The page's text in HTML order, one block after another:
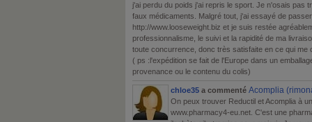
j'ai perdu du poids j'ai repris le sport. Je n'osais pas
faux médicaments. Malgré tout, j'ai essayé de
http://www.looseweight.biz et je suis restée
professionnalisme, le suivi et la rapidité de ma
toute concurrence, donc très satisfaite en ce qui
( ps :l'expédition se fait de l'Europe dans un
provenance ou le contenu du colis)
chloe35 a commenté Acomplia
On peux trouver Reductil et Acomplia à
www.pharmacy4-eu.net. C'est une